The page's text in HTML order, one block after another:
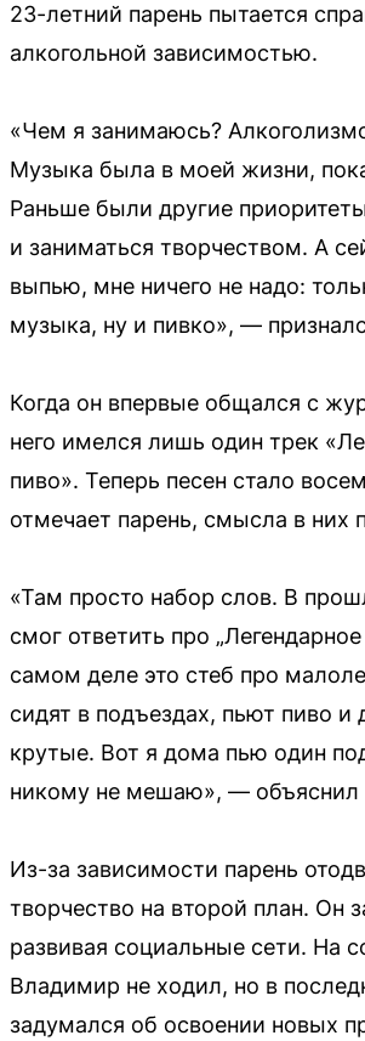
23-летний парень пытается
алкогольной зависимостью.
«Чем я занимаюсь?
Музыка была в моей жизни,
Раньше были другие
и заниматься творчеством. А
выпью, мне ничего не надо:
музыка, ну и пивко», —
Когда он впервые общался с
него имелся лишь один трек
пиво». Теперь песен стало
отмечает парень, смысла в них
«Там просто набор слов. В
смог ответить про „Легендарное
самом деле это стеб про
сидят в подъездах, пьют пиво и
крутые. Вот я дома пью один
никому не мешаю», — объяснил
Из-за зависимости парень
творчество на второй план. Он
развивая социальные сети. На
Владимир не ходил, но в
задумался об освоении новых